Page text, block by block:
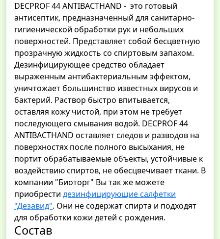
DECPROF 44 ANTIBACTHAND - это готовый
антисептик, предназначенный для санитарно-
гигиенической обработки рук и небольших
поверхностей. Представляет собой бесцветную
прозрачную жидкость со спиртовым запахом.
Дезинфицирующее средство обладает
выраженным антибактериальным эффектом,
уничтожает большинство известных вирусов и
бактерий. Раствор быстро впитывается,
оставляя кожу чистой, при этом не требует
последующего смывания водой. DECPROF 44
ANTIBACTHAND оставляет следов и разводов на
поверхностях после полного высыхания, не
портит обрабатываемые объекты, устойчивые к
воздействию спиртов, не обесцвечивает ткани. В
компании "Биоторг" Вы так же можете
приобрести дезинфицирующие салфетки
"Дезавид". Они не содержат спирта и подходят
для обработки кожи детей с рождения.
Состав